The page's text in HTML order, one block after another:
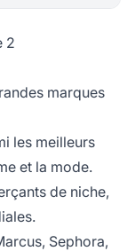
2
marques
les meilleurs
et la mode.
de niche,
Sephora,